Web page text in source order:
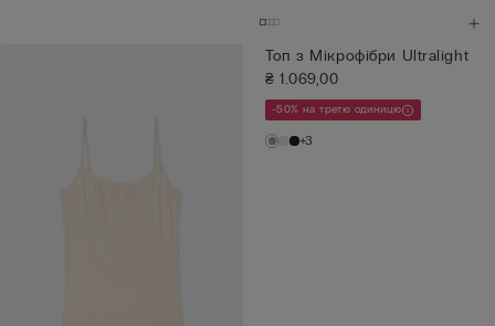
Топ з Мікрофібри Ultralight
₴ 1.069,00
-50% на третю одиницю
+3